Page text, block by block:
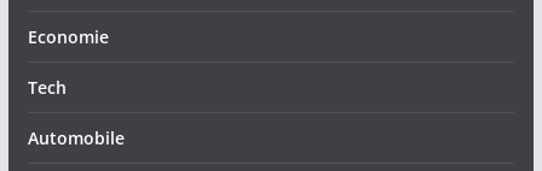
Economie
Tech
Automobile